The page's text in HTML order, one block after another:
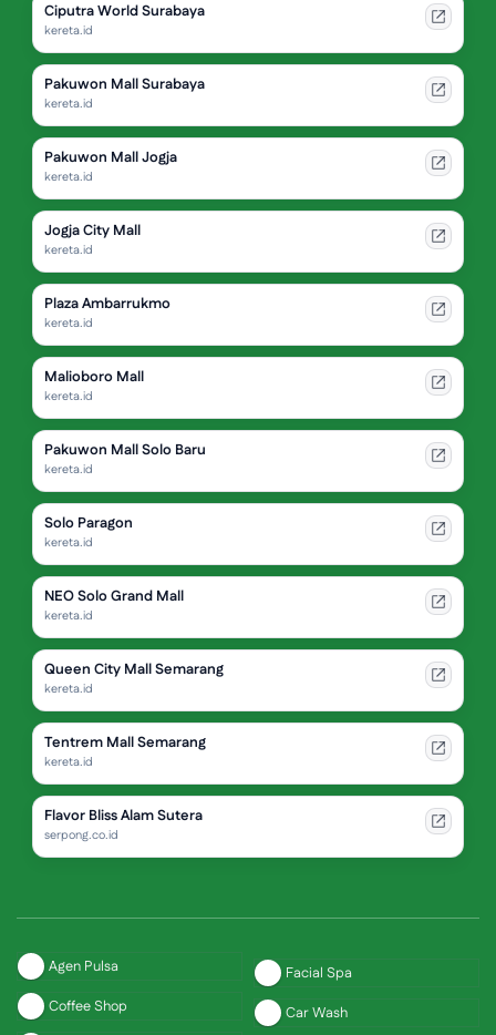
Ciputra World Surabaya
kereta.id
Pakuwon Mall Surabaya
kereta.id
Pakuwon Mall Jogja
kereta.id
Jogja City Mall
kereta.id
Plaza Ambarrukmo
kereta.id
Malioboro Mall
kereta.id
Pakuwon Mall Solo Baru
kereta.id
Solo Paragon
kereta.id
NEO Solo Grand Mall
kereta.id
Queen City Mall Semarang
kereta.id
Tentrem Mall Semarang
kereta.id
Flavor Bliss Alam Sutera
serpong.co.id
Agen Pulsa
Coffee Shop
Facial Spa
Car Wash